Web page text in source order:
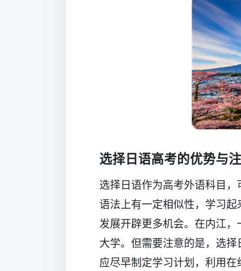
选择日语高考的优势与
选择日语作为高考外语科目
语法上有一定相似性，学习
发展开辟更多机会。在内江
大学。但需要注意的是，选
应尽早制定学习计划，利用